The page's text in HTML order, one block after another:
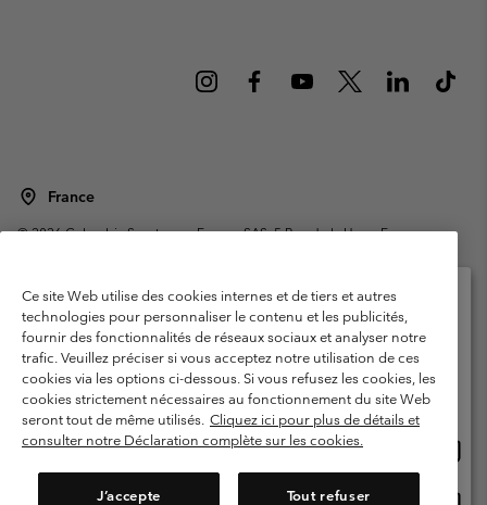
France
©2026Columbia Sportswear Europe SAS. 5 Rue de la Haye, Espace
Garanties Légales
Politique de confidentialité
Conditions d'utilisation - Membres
Conditions D'utilisation - Contenu généré par l'utilisateur
Impressum
Cookies
Public CBCR
Ce site Web utilise des cookies internes et de tiers et autres
technologies pour personnaliser le contenu et les publicités,
fournir des fonctionnalités de réseaux sociaux et analyser notre
trafic. Veuillez préciser si vous acceptez notre utilisation de ces
cookies via les options ci-dessous. Si vous refusez les cookies, les
cookies strictement nécessaires au fonctionnement du site Web
seront tout de même utilisés. Cliquez ici pour plus de détails et
consulter notre Déclaration complète sur les cookies.
J’accepte Tout refuser
Veuillez sélectionner votre pays d’expédition et
votre langue
Achats en ligne disponibles
United States
ligne
France